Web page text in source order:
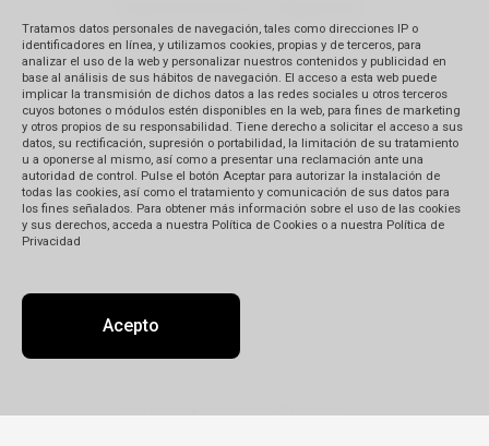
bancario
Podés hacerlos personalmente en el
banco, por cajero automático o desde
tu computadora.
El tiempo de acreditación varía entre
48 y 72 h de acuerdo al tipo de
transferencia que hagas. Si se hace
Si tenés cuenta en alguno de los
bancos mencionados abajo, usala
Tratamos datos personales de navegación, tales como direcciones IP o
identificadores en línea, y utilizamos cookies, propias y de terceros, para
analizar el uso de la web y personalizar nuestros contenidos y publicidad en
base al análisis de sus hábitos de navegación. El acceso a esta web puede
implicar la transmisión de dichos datos a las redes sociales u otros terceros
cuyos botones o módulos estén disponibles en la web, para fines de marketing
y otros propios de su responsabilidad. Tiene derecho a solicitar el acceso a sus
datos, su rectificación, supresión o portabilidad, la limitación de su tratamiento
u a oponerse al mismo, así como a presentar una reclamación ante una
autoridad de control. Pulse el botón Aceptar para autorizar la instalación de
todas las cookies, así como el tratamiento y comunicación de sus datos para
los fines señalados. Para obtener más información sobre el uso de las cookies
y sus derechos, acceda a nuestra Política de Cookies o a nuestra Política de
Privacidad
Acepto